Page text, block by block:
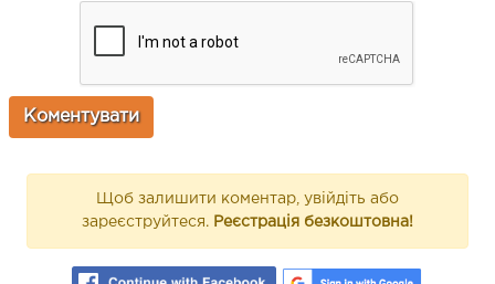
Щоб залишити коментар, увійдіть або
зареєструйтеся. Реєстрація безкоштовна!